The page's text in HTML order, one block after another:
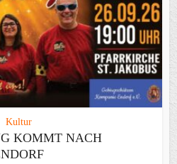
Kultur
KOMMT NACH